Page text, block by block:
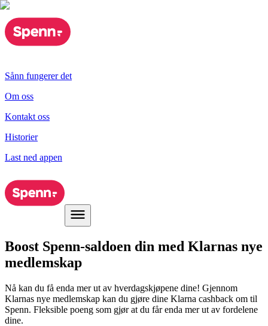
Sånn fungerer det
Om oss
Kontakt oss
Historier
Last ned appen
Boost Spenn-saldoen din med Klarnas nye
medlemskap
Nå kan du få enda mer ut av hverdagskjøpene dine! Gjennom
Klarnas nye medlemskap kan du gjøre dine Klarna cashback om til
Spenn. Fleksible poeng som gjør at du får enda mer ut av fordelene
dine.